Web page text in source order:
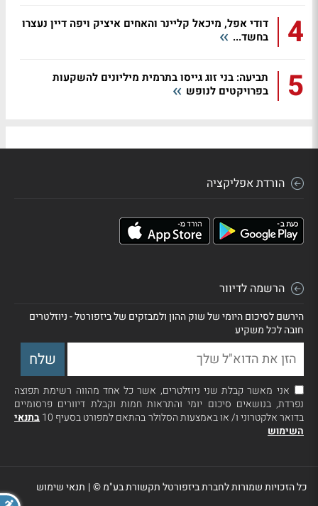
4
דודי אפל, מיכאל קליינר והאחים איציק ויפה דיין נעצרו
בחשד...
5
תביעה: בני זוג גייסו בתרמית מיליונים להשקעות
בפרויקטים לנופש
הורדת אפליקציה
הרשמה לדיוור
הירשם לסיכום היומי של שוק ההון ולמבזקים של ביזפורטל - ניוזלטרים
חובה לכל משקיע
אני מאשר קבלת שני ניוזלטרים, אשר כל אחד מהווה רשימת תפוצה
נפרדת, בנושאים סיכום יומי והתראות חמות וקבלת דיוורים פרסומיים
בדואר אלקטרוני ו/ או באמצעות הסלולר בהתאם למפורט בסעיף 10
בתנאי
השימוש
כל הזכויות שמורות לחברת ביזפורטל תקשורת בע"מ ©| תנאי שימוש